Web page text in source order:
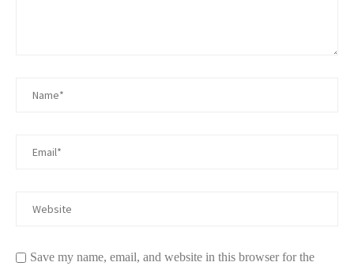
Save my name, email, and website in this browser for the